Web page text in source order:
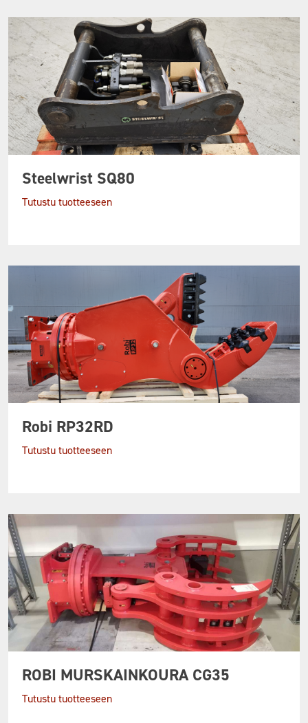
Steelwrist SQ80
Tutustu tuotteeseen
Robi RP32RD
Tutustu tuotteeseen
ROBI MURSKAINKOURA CG35
Tutustu tuotteeseen